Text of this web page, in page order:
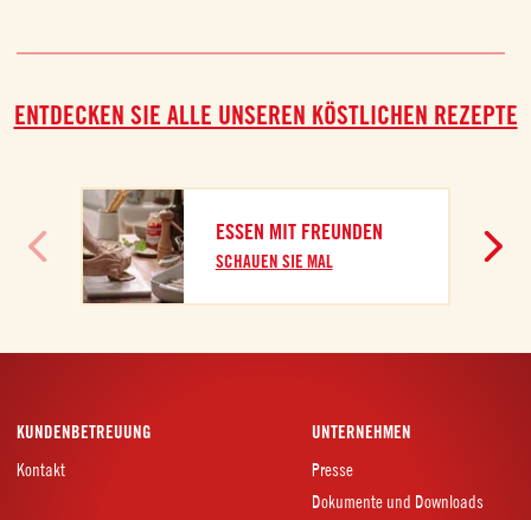
ENTDECKEN SIE ALLE UNSEREN KÖSTLICHEN REZEPTE
ESSEN MIT FREUNDEN
SCHAUEN SIE MAL
KUNDENBETREUUNG
Kontakt
UNTERNEHMEN
Presse
Dokumente und Downloads